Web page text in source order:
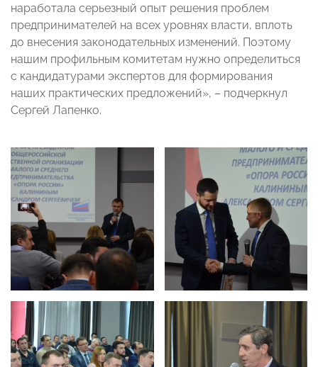
наработала серьезный опыт решения проблем
предпринимателей на всех уровнях власти, вплоть
до внесения законодательных изменений. Поэтому
нашим профильным комитетам нужно определиться
с кандидатурами экспертов для формирования
наших практических предложений», – подчеркнул
Сергей Лапенко.